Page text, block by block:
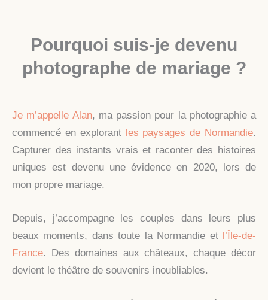
Pourquoi suis-je devenu
photographe de mariage ?
Je m’appelle Alan, ma passion pour la photographie a
commencé en explorant les paysages de Normandie.
Capturer des instants vrais et raconter des histoires
uniques est devenu une évidence en 2020, lors de
mon propre mariage.
Depuis, j’accompagne les couples dans leurs plus
beaux moments, dans toute la Normandie et l’Île-de-
France. Des domaines aux châteaux, chaque décor
devient le théâtre de souvenirs inoubliables.